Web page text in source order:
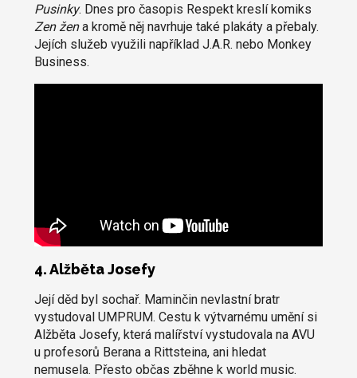
Pusinky. Dnes pro časopis Respekt kreslí komiks
Zen žena kromě něj navrhuje také plakáty a přebaly.
Jejích služeb využili například J.A.R. nebo Monkey
Business.
4. Alžběta Josefy
Její děd byl sochař. Maminčin nevlastní bratr
vystudoval UMPRUM. Cestu k výtvarnému umění si
Alžběta Josefy, která malířství vystudovala na AVU
u profesorů Berana a Rittsteina, ani hledat
nemusela. Přesto občas zběhne k world music.